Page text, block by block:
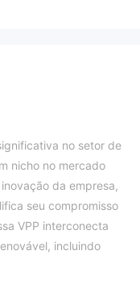
no setor de
nicho no mercado
da empresa,
seu compromisso
VPP interconecta
incluindo